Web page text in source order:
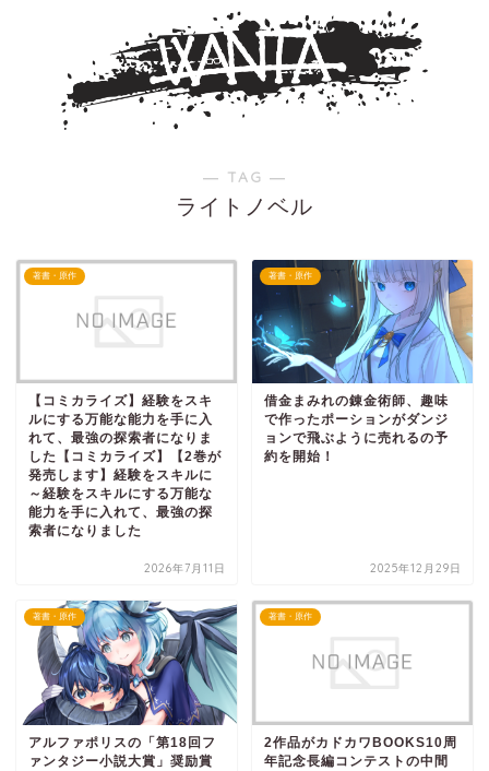
― TAG ―
ライトノベル
著書・原作
【コミカライズ】経験をスキ
ルにする万能な能力を手に入
れて、最強の探索者になりま
した【コミカライズ】【2巻が
発売します】経験をスキルに
～経験をスキルにする万能な
能力を手に入れて、最強の探
索者になりました
2026年7月11日
著書・原作
借金まみれの錬金術師、趣味
で作ったポーションがダンジ
ョンで飛ぶように売れるの予
約を開始！
2025年12月29日
著書・原作
アルファポリスの「第18回フ
ァンタジー小説大賞」奨励賞
著書・原作
2作品がカドカワBOOKS10周
年記念長編コンテストの中間